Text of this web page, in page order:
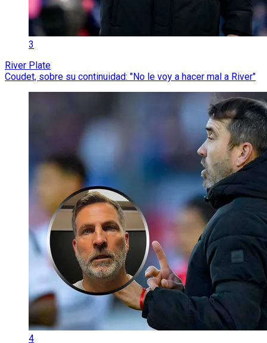
3
River Plate
Coudet, sobre su continuidad: "No le voy a hacer mal a River"
4